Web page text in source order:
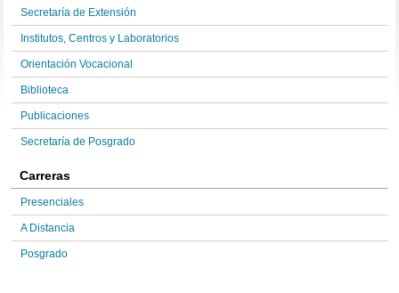
Secretaría de Extensión
Institutos, Centros y Laboratorios
Orientación Vocacional
Biblioteca
Publicaciones
Secretaría de Posgrado
Carreras
Presenciales
A Distancia
Posgrado